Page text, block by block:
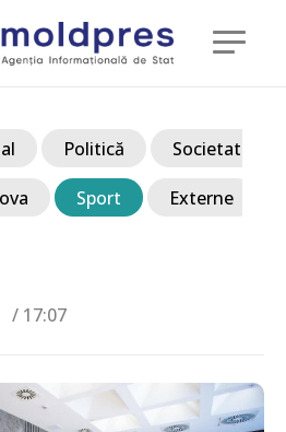
/ 17:07
Politică Societate
Sport Externe